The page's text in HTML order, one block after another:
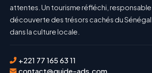
attentes. Un tourisme réfléchi, responsable
découverte des trésors cachés du Sénégal
dans la culture locale.
+221 77 165 63 11
contact@guide-ads.com